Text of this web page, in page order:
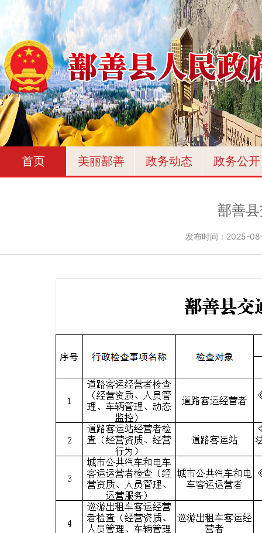
首页 美丽鄯善 政务动态 政务公开
鄯善
发布时间： 2025-